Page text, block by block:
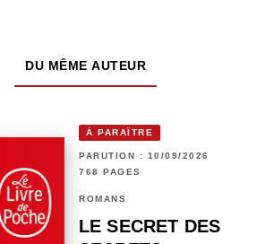
DU MÊME AUTEUR
À PARAÎTRE
PARUTION : 10/09/2026
768 PAGES
ROMANS
LE SECRET DES